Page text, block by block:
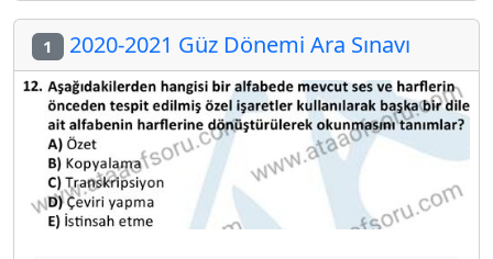
1 2020-2021 Güz Dönemi Ara Sınavı